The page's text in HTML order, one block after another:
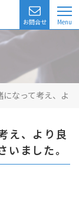
お問合せ
になって考え、よ
え、より良
ました。